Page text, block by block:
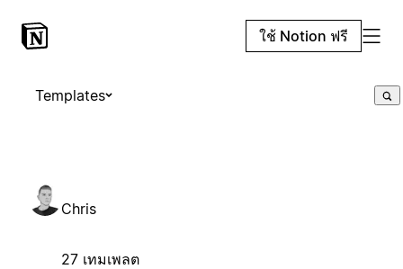
ใช้ Notion ฟรี
Templates
Chris
27 เทมเพลต